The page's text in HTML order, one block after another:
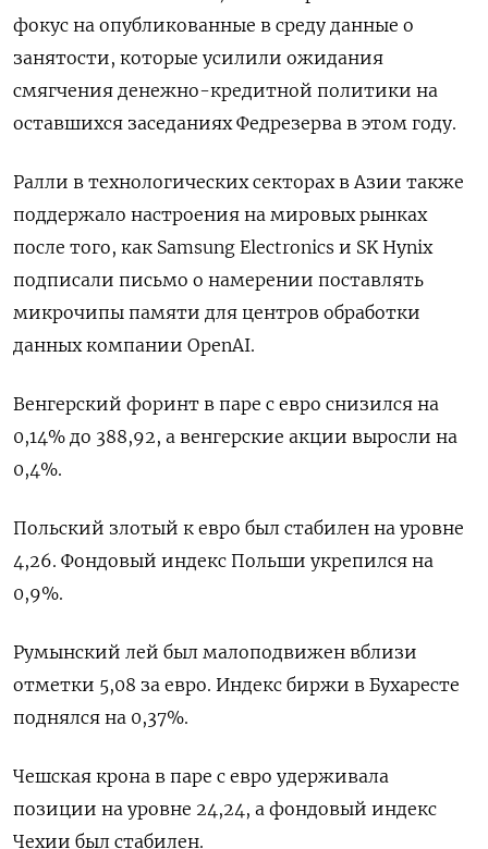
фокус на опубликованные в среду данные о
занятости, которые усилили ожидания
смягчения денежно-кредитной политики на
оставшихся заседаниях Федрезерва в этом году.
Ралли в технологических секторах в Азии также
поддержало настроения на мировых рынках
после того, как Samsung Electronics и SK Hynix
подписали письмо о намерении поставлять
микрочипы памяти для центров обработки
данных компании OpenAI.
Венгерский форинт в паре с евро снизился на
0,14% до 388,92, а венгерские акции выросли на
0,4%.
Польский злотый к евро был стабилен на уровне
4,26. Фондовый индекс Польши укрепился на
0,9%.
Румынский лей был малоподвижен вблизи
отметки 5,08 за евро. Индекс биржи в Бухаресте
поднялся на 0,37%.
Чешская крона в паре с евро удерживала
позиции на уровне 24,24, а фондовый индекс
Чехии был стабилен.